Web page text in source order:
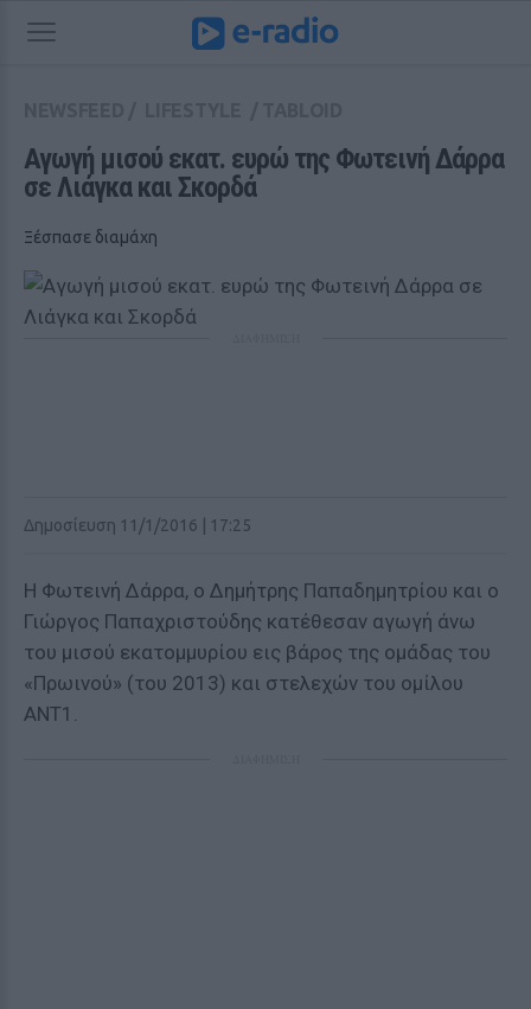
Αγωγή μισού εκατ. ευρώ της Φωτεινή Δάρρα
σε Λιάγκα και Σκορδά
Ξέσπασε διαμάχη
Δημοσίευση 11/1/2016 | 17:25
Η Φωτεινή Δάρρα, ο Δημήτρης Παπαδημητρίου και ο
Γιώργος Παπαχριστούδης κατέθεσαν αγωγή άνω
του μισού εκατομμυρίου εις βάρος της ομάδας του
«Πρωινού» (του 2013) και στελεχών του ομίλου
AΝΤ1.